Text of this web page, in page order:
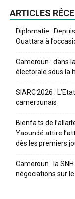
ARTICLES
Diplomatie :
Ouattara à
Cameroun : dans
électorale sous la
SIARC 2026 :
camerounais
Bienfaits de
Yaoundé attire
dès les premiers
Cameroun : la
négociations sur